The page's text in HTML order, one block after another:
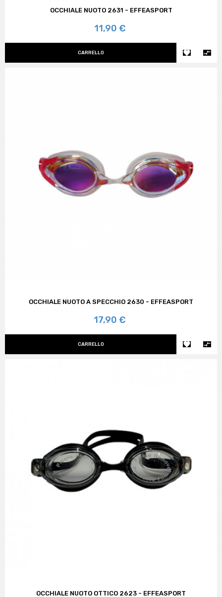
OCCHIALE NUOTO 2631 - EFFEASPORT
Prezzo
11,90 €
CARRELLO  
OCCHIALE NUOTO A SPECCHIO 2630 - EFFEASPORT
Prezzo
17,90 €
CARRELLO  
OCCHIALE NUOTO OTTICO 2623 - EFFEASPORT